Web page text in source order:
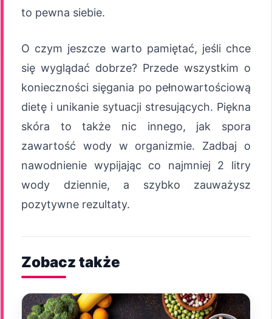
to pewna siebie.
O czym jeszcze warto pamiętać, jeśli chce
się wyglądać dobrze? Przede wszystkim o
konieczności sięgania po pełnowartościową
dietę i unikanie sytuacji stresujących. Piękna
skóra to także nic innego, jak spora
zawartość wody w organizmie. Zadbaj o
nawodnienie wypijając co najmniej 2 litry
wody dziennie, a szybko zauważysz
pozytywne rezultaty.
Zobacz także